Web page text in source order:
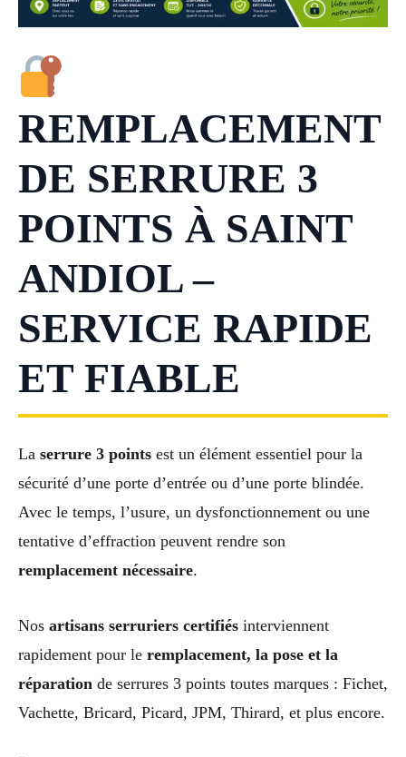
REMPLACEMENT
DE SERRURE 3
POINTS À SAINT
ANDIOL –
SERVICE RAPIDE
ET FIABLE
La serrure 3 points est un élément essentiel pour la
sécurité d’une porte d’entrée ou d’une porte blindée.
Avec le temps, l’usure, un dysfonctionnement ou une
tentative d’effraction peuvent rendre son
remplacement nécessaire.
Nos artisans serruriers certifiés interviennent
rapidement pour le remplacement, la pose et la
réparation de serrures 3 points toutes marques : Fichet,
Vachette, Bricard, Picard, JPM, Thirard, et plus encore.